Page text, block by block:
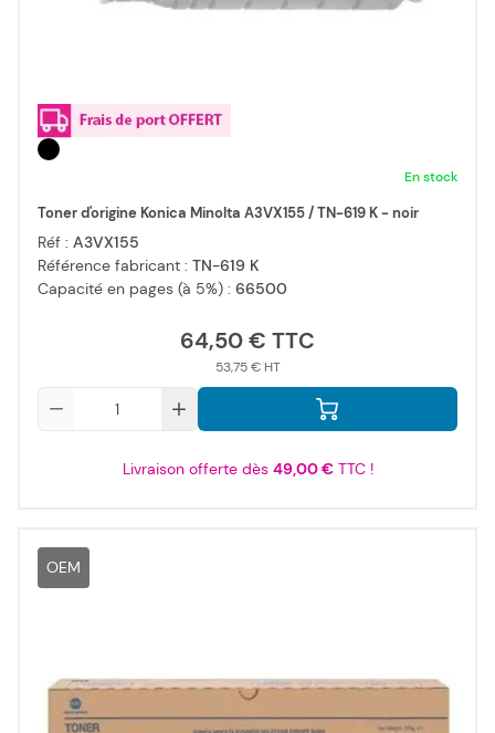
En stock
Toner d'origine Konica Minolta A3VX155 / TN-619 K - noir
Réf : A3VX155
Référence fabricant : TN-619 K
Capacité en pages (à 5%) : 66500
64,50 €
53,75 €
Livraison offerte dès 49,00 €TTC !
OEM